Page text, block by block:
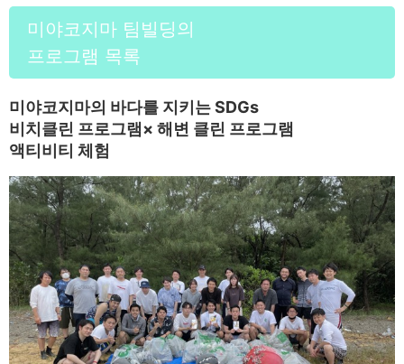
미야코지마 팀빌딩의
프로그램 목록
미야코지마의 바다를 지키는 SDGs
비치클린 프로그램× 해변 클린 프로그램
액티비티 체험